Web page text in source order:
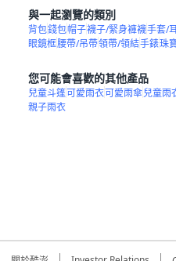
與一起瀏覽的類別
背包錢包帽子襪子/緊身褲襪手套/
眼鏡框腰帶/吊帶領帶/領結手錶珠
您可能會喜歡的其他產品
兒童斗篷可愛雨衣可愛雨傘兒童雨
親子雨衣